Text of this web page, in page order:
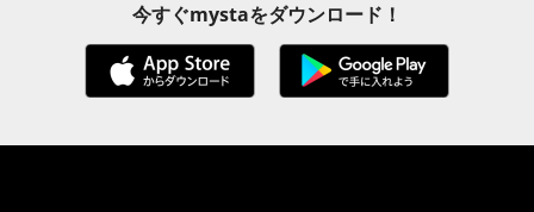
今すぐmystaをダウンロード！